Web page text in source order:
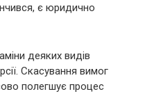
є юридично
деяких видів
Скасування вимог
полегшує процес